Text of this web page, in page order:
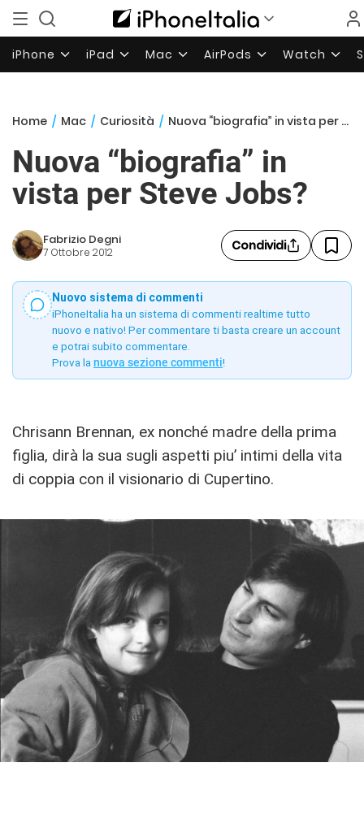
iPhone iPad Mac AirPods Watch
Home / Mac / Curiosità / Nuova “biografia” in vista per Steve Jobs?
Nuova “biografia” in
vista per Steve Jobs?
Fabrizio Degni
7 Ottobre 2012 Condividi
Nuovo sistema di commenti
iPhoneItalia ha un sistema di commenti realtime tutto
nuovo e nativo! Per commentare ti basta creare un account
e potrai subito commentare.
Prova la nuova sezione commenti!
Chrisann Brennan, ex nonché madre della prima
figlia, dirà la sua sugli aspetti piu’ intimi della vita
di coppia con il visionario di Cupertino.